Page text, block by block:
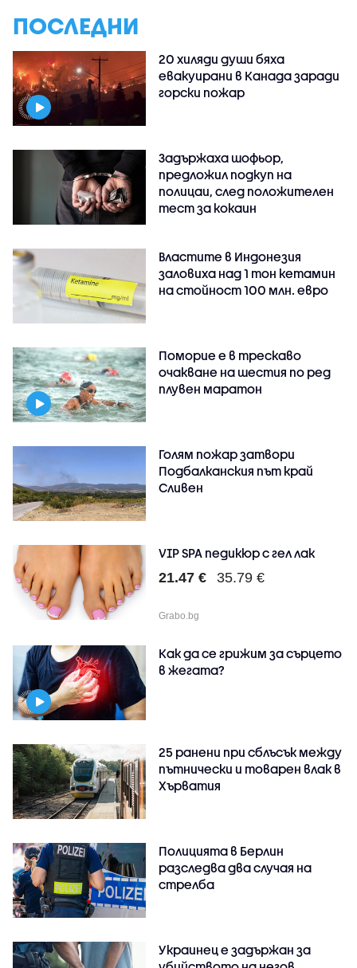
ПОСЛЕДНИ
20 хиляди души бяха
евакуирани в Канада заради
горски пожар
Задържаха шофьор,
предложил подкуп на
полицаи, след положителен
тест за кокаин
Властите в Индонезия
заловиха над 1 тон кетамин
на стойност 100 млн. евро
Поморие е в трескаво
очакване на шестия по ред
плувен маратон
Голям пожар затвори
Подбалканския път край
Сливен
VIP SPA педикюр с гел лак
21.47 € 35.79 €
Grabo.bg
Как да се грижим за сърцето
в жегата?
25 ранени при сблъсък между
пътнически и товарен влак в
Хърватия
Полицията в Берлин
разследва два случая на
стрелба
Украинец е задържан за